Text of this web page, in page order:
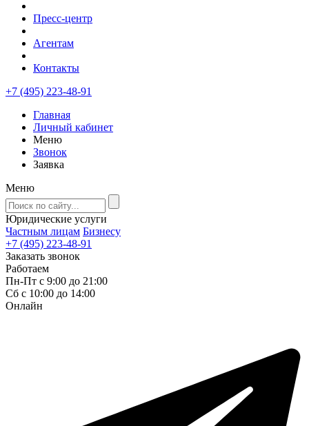
Пресс-центр
Агентам
Контакты
+7 (495) 223-48-91
Главная
Личный кабинет
Меню
Звонок
Заявка
Меню
Юридические услуги
Частным лицам Бизнесу
+7 (495) 223-48-91
Заказать звонок
Работаем
Пн-Пт с 9:00 до 21:00
Сб с 10:00 до 14:00
Онлайн